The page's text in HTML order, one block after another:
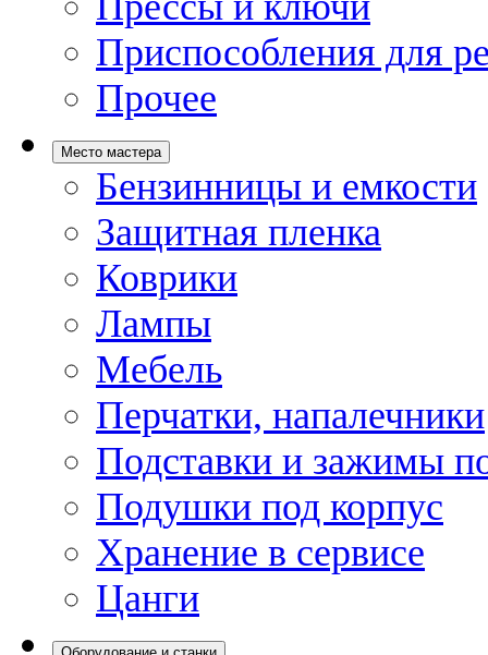
Приспособления для
Прочее
Место мастера
Бензинницы и емкости
Защитная пленка
Коврики
Лампы
Мебель
Перчатки, напалечники
Подставки и зажимы
Подушки под корпус
Хранение в сервисе
Цанги